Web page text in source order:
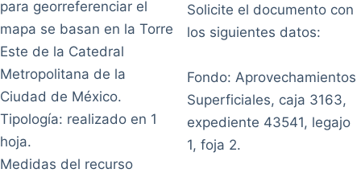
para georreferenciar el
mapa se basan en la Torre
Este de la Catedral
Metropolitana de la
Ciudad de México.
Tipología: realizado en 1
hoja.
Medidas del recurso
Solicite el documento con
los siguientes datos:
Fondo: Aprovechamientos
Superficiales, caja 3163,
expediente 43541, legajo
1, foja 2.